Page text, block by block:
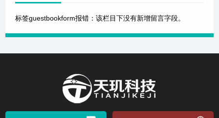
标签guestbookform报错：该栏目下没有新增留言字段。